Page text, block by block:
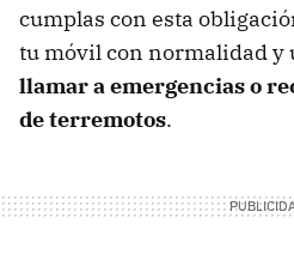
cumplas con esta
tu móvil con normalidad y
llamar a emergencias o
de terremotos.